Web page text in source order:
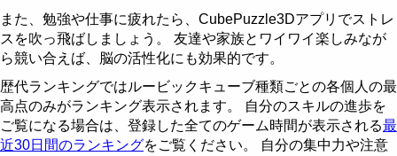
飛星派風水で住宅開運
男と女の心理学と心理テスト
脳の機能と心と体の健康
最近30日間のランキング
歴代ランキング
最近30日間のランキング
歴代ランキング
最近30日間のランキング
15パズル
15パズルの解き方
歴代ランキング
最近30日間のランキング
CubePuzzle3D
CubePuzzle3D攻略法
歴代ランキング
運動制御能力を鍛える
BikeRace3D
また、勉強や仕事に疲れたら、CubePuzzle3Dアプリでストレ
スを吹っ飛ばしましょう。 友達や家族とワイワイ楽しみなが
ら競い合えば、脳の活性化にも効果的です。
歴代ランキングではルービックキューブ種類ごとの各個人の最
高点のみがランキング表示されます。 自分のスキルの進歩を
ご覧になる場合は、登録した全てのゲーム時間が表示される最
近30日間のランキングをご覧ください。 自分の集中力や注意